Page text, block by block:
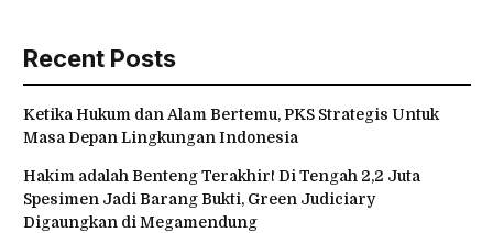
Recent Posts
Ketika Hukum dan Alam Bertemu, PKS Strategis Untuk
Masa Depan Lingkungan Indonesia
Hakim adalah Benteng Terakhir! Di Tengah 2,2 Juta
Spesimen Jadi Barang Bukti, Green Judiciary
Digaungkan di Megamendung